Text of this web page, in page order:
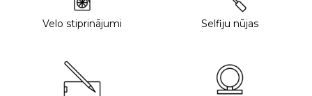
Velo stiprinājumi Selfiju nūjas